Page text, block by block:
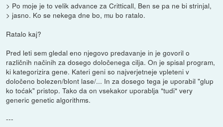
> Po moje je to velik advance za Critticall, Ben se pa ne bi strinjal,
> jasno. Ko se nekega dne bo, mu bo ratalo.
Ratalo kaj?
Pred leti sem gledal eno njegovo predavanje in je govoril o
različnih načinih za dosego določenega cilja. On je spisal program,
ki kategorizira gene. Kateri geni so najverjetneje vpleteni v
določeno bolezen/blont lase/... In za dosego tega je uporabil "glup
ko toćak" pristop. Tako da on vsekakor uporablja *tudi* very
generic genetic algorithms.
---